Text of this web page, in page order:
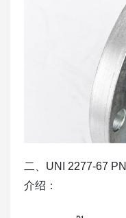
二、UNI 2277-67
介绍：